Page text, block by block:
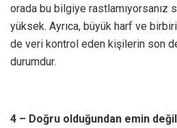
orada bu bilgiye rastlamıyorsanız
yüksek. Ayrıca, büyük harf ve
de veri kontrol eden kişilerin son
durumdur.
4 – Doğru olduğundan emin